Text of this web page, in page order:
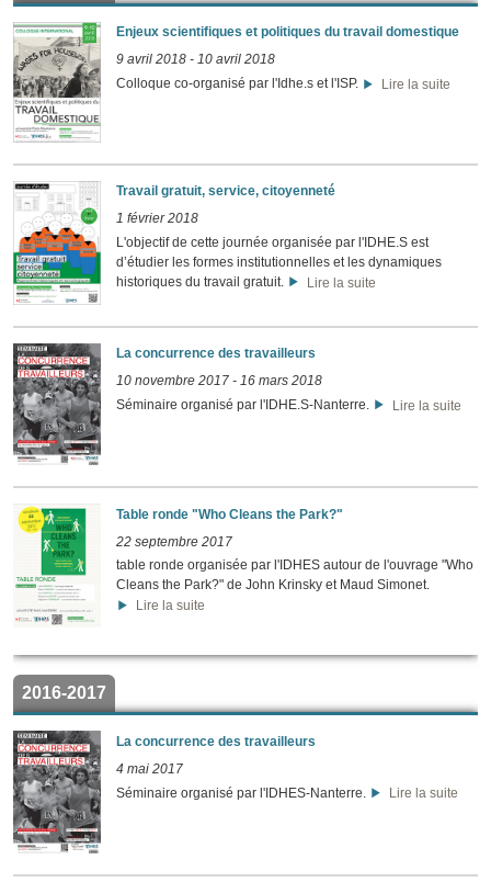
Enjeux scientifiques et politiques du travail domestique
9 avril 2018 - 10 avril 2018
Colloque co-organisé par l'Idhe.s et l'ISP.
Lire la suite
Travail gratuit, service, citoyenneté
1 février 2018
L'objectif de cette journée organisée par l'IDHE.S est
d’étudier les formes institutionnelles et les dynamiques
historiques du travail gratuit.
Lire la suite
La concurrence des travailleurs
10 novembre 2017 - 16 mars 2018
Séminaire organisé par l'IDHE.S-Nanterre.
Lire la suite
Table ronde "Who Cleans the Park?"
22 septembre 2017
table ronde organisée par l'IDHES autour de l'ouvrage "Who
Cleans the Park?" de John Krinsky et Maud Simonet.
Lire la suite
2016-2017
La concurrence des travailleurs
4 mai 2017
Séminaire organisé par l'IDHES-Nanterre.
Lire la suite